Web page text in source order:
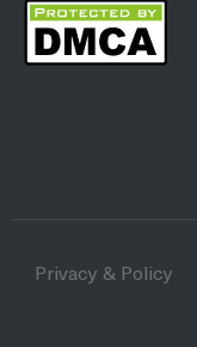
Privacy & Policy